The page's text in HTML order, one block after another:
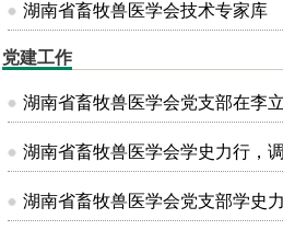
湖南省畜牧兽医学会技术专家库
党建工作
湖南省畜牧兽医学会党支部在李
湖南省畜牧兽医学会学史力行，
湖南省畜牧兽医学会党支部学史